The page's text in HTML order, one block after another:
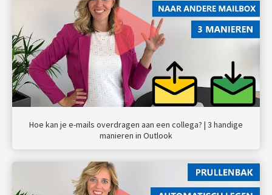
Hoe kan je e-mails overdragen aan een collega? | 3 handige
manieren in Outlook